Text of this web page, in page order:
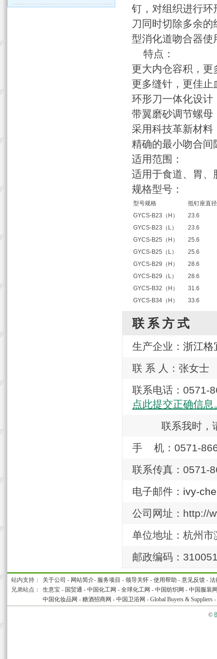
钉，对组织进行环
刀同时切除多余
型消化道吻合器使
特点：
更大内仓容积，更
更多缝针，更佳止
环形刀一体化设计
带翼磨砂调节螺母
采用科技革新材
精确的最小吻合间
适用范围：
适用于食道、胃、
规格型号：
型号规格
抵钉座直
GYCS-B23（H）
23.6
GYCS-B23（L）
23.6
GYCS-B25（H）
25.6
GYCS-B25（L）
25.6
GYCS-B29（H）
28.6
GYCS-B29（L）
28.6
GYCS-B32（H）
31.6
GYCS-B34（H）
33.6
联系方式
生产企业： 浙江格
联 系 人：张女士
联系电话：
点此提交正确信息
联系我时，
手 机：0571-
联系传真：0571-
电子邮件： ivy-
公司网址：http://
单位地址：杭州
邮政编码：
站内支持： 关于公司 - 网站简介- 服务项目 - 领导关怀 - 使用帮助 - 意见反馈 - 法
兄弟站点：
生意宝 - 国贸通 - 中国化工网 - 全球化工网 - 中国纺织网 - 中国服装
中国化妆品网 - 糖酒招商网 - 中国卫浴网 - Global Buyers & Suppliers -
©